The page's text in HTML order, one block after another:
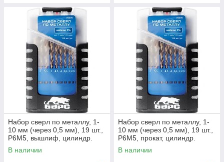
Набор сверл по металлу, 1-
10 мм (через 0,5 мм), 19 шт.,
Р6М5, вышлиф, цилиндр.
хвост., бокс // БАРС
В наличии
Набор сверл по металлу, 1-
10 мм (через 0,5 мм), 19 шт.,
Р6М5, прокат, цилиндр.
хвост., бокс // БАРС
В наличии